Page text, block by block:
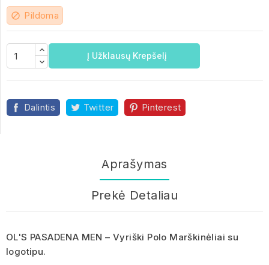
block Pildoma
Į Užklausų Krepšelį
Dalintis Twitter Pinterest
Aprašymas
Prekė Detaliau
OL'S PASADENA MEN – Vyriški Polo Marškinėliai su
logotipu.